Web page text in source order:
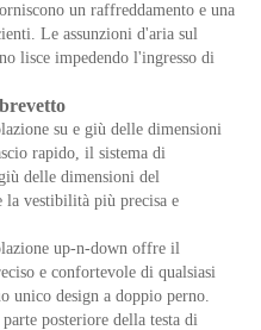
un raffreddamento e una
Le assunzioni d'aria sul
lisce impedendo l'ingresso di
su e giù delle dimensioni
rapido, il sistema di
delle dimensioni del
vestibilità più precisa e
up-n-down offre il
e confortevole di qualsiasi
unico design a doppio perno.
posteriore della testa di